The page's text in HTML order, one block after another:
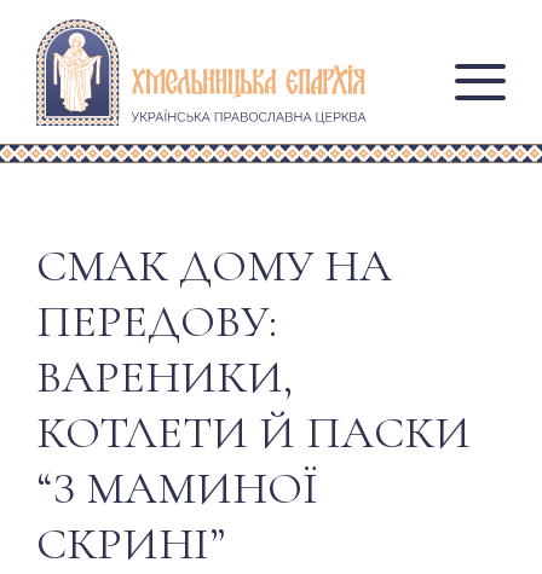
СМАК ДОМУ НА
ПЕРЕДОВУ:
ВАРЕНИКИ,
КОТЛЕТИ Й ПАСКИ
“З МАМИНОЇ
СКРИНІ”